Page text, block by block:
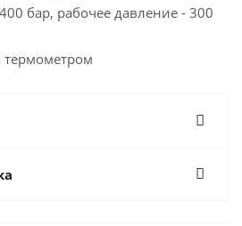
бар, рабочее давление - 300